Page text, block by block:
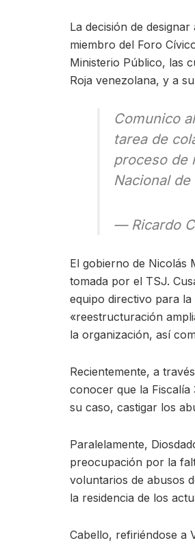
La decisión de
miembro del Foro
Ministerio Público, las
Roja venezolana, y a
Comunico
tarea de
proceso de
Nacional
— Ricardo
El gobierno de Nicolás
tomada por el TSJ.
equipo directivo para
«reestructuración
la organización, así
Recientemente, a
conocer que la Fiscalía
su caso, castigar los
Paralelamente,
preocupación por la
voluntarios de abusos
la residencia de los
Cabello, refiriéndose a